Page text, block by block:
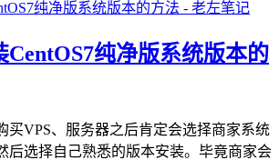
CentOS7纯净版系统版本的
买VPS、服务器之后肯定会选择商家系统
后选择自己熟悉的版本安装。毕竟商家会